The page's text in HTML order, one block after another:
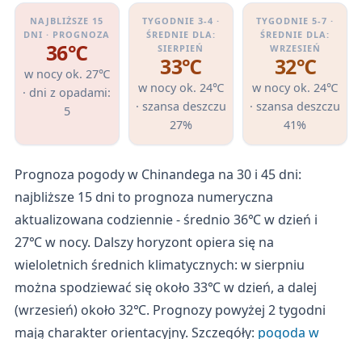
NAJBLIŻSZE 15
DNI · PROGNOZA
36℃
w nocy ok. 27℃
· dni z opadami:
5
TYGODNIE 3-4 ·
ŚREDNIE DLA:
SIERPIEŃ
33℃
w nocy ok. 24℃
· szansa deszczu
27%
TYGODNIE 5-7 ·
ŚREDNIE DLA:
WRZESIEŃ
32℃
w nocy ok. 24℃
· szansa deszczu
41%
Prognoza pogody w Chinandega na 30 i 45 dni:
najbliższe 15 dni to prognoza numeryczna
aktualizowana codziennie - średnio 36℃ w dzień i
27℃ w nocy. Dalszy horyzont opiera się na
wieloletnich średnich klimatycznych: w sierpniu
można spodziewać się około 33℃ w dzień, a dalej
(wrzesień) około 32℃. Prognozy powyżej 2 tygodni
mają charakter orientacyjny. Szczegóły: pogoda w